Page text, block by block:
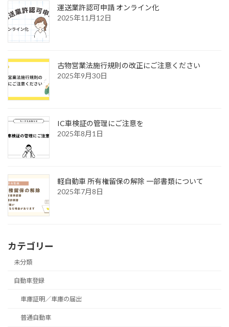
運送業許認可申請 オンライン化
2025年11月12日
古物営業法施行規則の改正にご注意ください
2025年9月30日
IC車検証の管理にご注意を
2025年8月1日
軽自動車 所有権留保の解除 一部書類について
2025年7月8日
カテゴリー
未分類
自動車登録
車庫証明／車庫の届出
普通自動車